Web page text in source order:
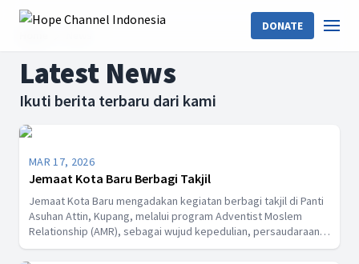
DONATE
Latest News
Ikuti berita terbaru dari kami
MAR 17, 2026
Jemaat Kota Baru Berbagi Takjil
Jemaat Kota Baru mengadakan kegiatan berbagi takjil di Panti
Asuhan Attin, Kupang, melalui program Adventist Moslem
Relationship (AMR), sebagai wujud kepedulian, persaudaraan,
dan toleransi antarumat beragama di bulan Ramadhan.